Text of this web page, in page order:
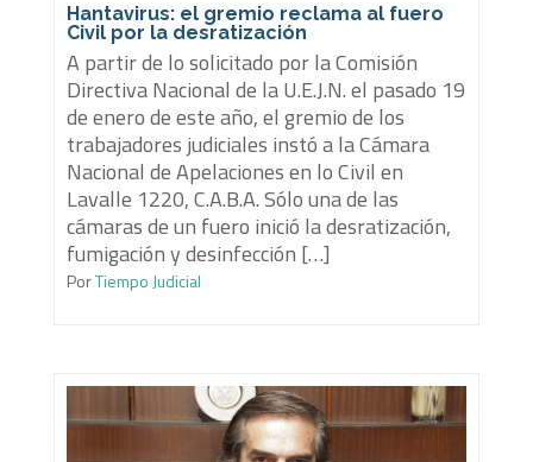
Hantavirus: el gremio reclama al fuero
Civil por la desratización
A partir de lo solicitado por la Comisión
Directiva Nacional de la U.E.J.N. el pasado 19
de enero de este año, el gremio de los
trabajadores judiciales instó a la Cámara
Nacional de Apelaciones en lo Civil en
Lavalle 1220, C.A.B.A. Sólo una de las
cámaras de un fuero inició la desratización,
fumigación y desinfección […]
PorTiempo Judicial